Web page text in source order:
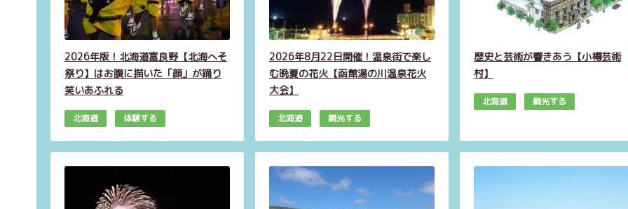
2026年版！北海道富良野【北海へそ
祭り】はお腹に描いた「顔」が踊り
笑いあふれる
北海道 体験する
2026年8月22日開催！温泉街で楽し
む晩夏の花火【函館湯の川温泉花火
大会】
北海道 観光する
歴史と芸術が響きあう【小樽芸術
村】
北海道 観光する